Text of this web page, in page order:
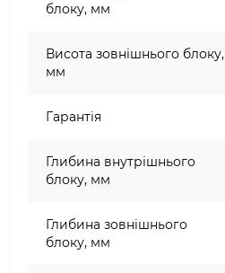
блоку, мм
Висота зовнішнього блоку,
мм
Гарантія
Глибина внутрішнього
блоку, мм
Глибина зовнішнього
блоку, мм